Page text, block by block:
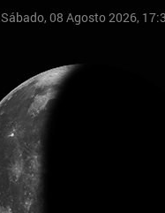
Sábado, 08 Agosto 2026,